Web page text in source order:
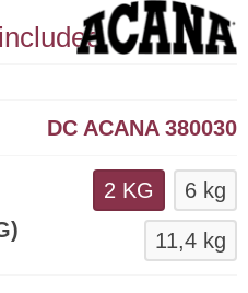
DC ACANA 380030
2 KG 6 kg
11,4 kg